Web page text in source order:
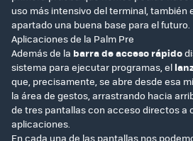
uso más intensivo del terminal, también
apartado una buena base para el futuro.
Aplicaciones de la Palm Pre
Además de la barra de acceso rápido
sistema para ejecutar programas, el
que, precisamente, se abre desde esa
la área de gestos, arrastrando hacia
de tres pantallas con acceso directos a
aplicaciones.
En cada una de las pantallas nos